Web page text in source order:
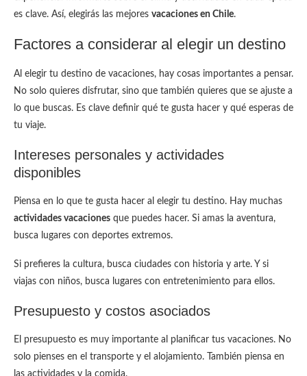
es clave. Así, elegirás las mejores vacaciones en Chile.
Factores a considerar al elegir un destino
Al elegir tu destino de vacaciones, hay cosas importantes a pensar.
No solo quieres disfrutar, sino que también quieres que se ajuste a
lo que buscas. Es clave definir qué te gusta hacer y qué esperas de
tu viaje.
Intereses personales y actividades
disponibles
Piensa en lo que te gusta hacer al elegir tu destino. Hay muchas
actividades vacaciones que puedes hacer. Si amas la aventura,
busca lugares con deportes extremos.
Si prefieres la cultura, busca ciudades con historia y arte. Y si
viajas con niños, busca lugares con entretenimiento para ellos.
Presupuesto y costos asociados
El presupuesto es muy importante al planificar tus vacaciones. No
solo pienses en el transporte y el alojamiento. También piensa en
las actividades y la comida.